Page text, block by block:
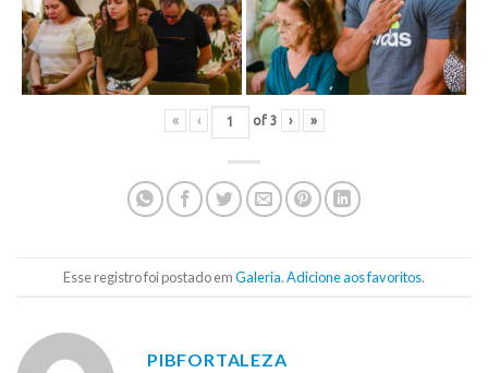
« ‹ of 3 › »
Esse registro foi postado emGaleria.Adicione aos favoritos.
PIBFORTALEZA